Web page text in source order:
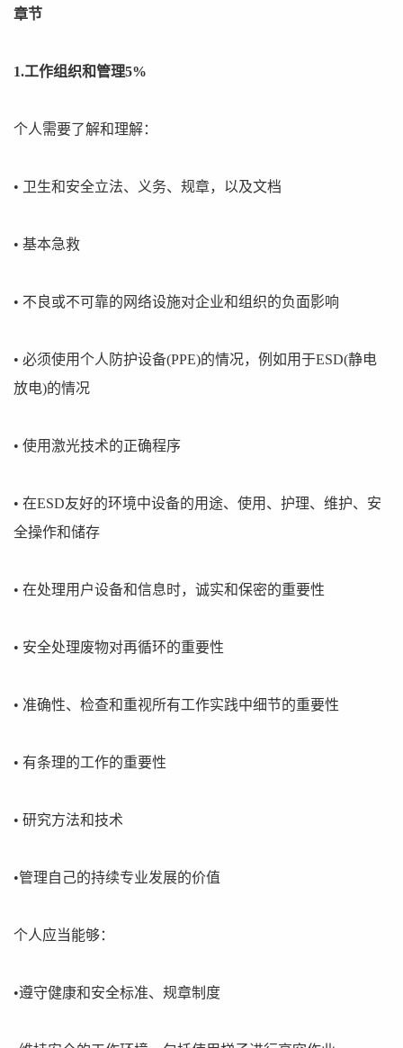
章节
1.工作组织和管理5%
个人需要了解和理解：
• 卫生和安全立法、义务、规章，以及文档
• 基本急救
• 不良或不可靠的网络设施对企业和组织的负面影响
• 必须使用个人防护设备(PPE)的情况，例如用于ESD(静电
放电)的情况
• 使用激光技术的正确程序
• 在ESD友好的环境中设备的用途、使用、护理、维护、安
全操作和储存
• 在处理用户设备和信息时，诚实和保密的重要性
• 安全处理废物对再循环的重要性
• 准确性、检查和重视所有工作实践中细节的重要性
• 有条理的工作的重要性
• 研究方法和技术
•管理自己的持续专业发展的价值
个人应当能够：
•遵守健康和安全标准、规章制度